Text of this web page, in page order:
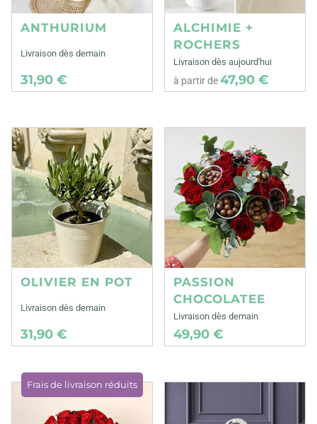
ANTHURIUM
Livraison dès demain
31,90 €
ALCHIMIE +
ROCHERS
Livraison dès aujourd'hui
à partir de47,90 €
OLIVIER EN POT
Livraison dès demain
31,90 €
PASSION
CHOCOLATEE
Livraison dès demain
49,90 €
Frais de livraison réduits